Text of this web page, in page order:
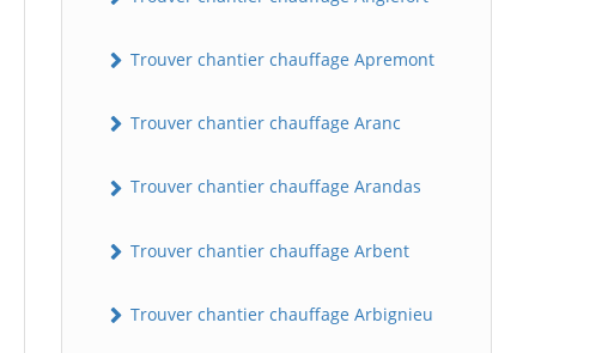
Trouver chantier chauffage Apremont
Trouver chantier chauffage Aranc
Trouver chantier chauffage Arandas
Trouver chantier chauffage Arbent
Trouver chantier chauffage Arbignieu